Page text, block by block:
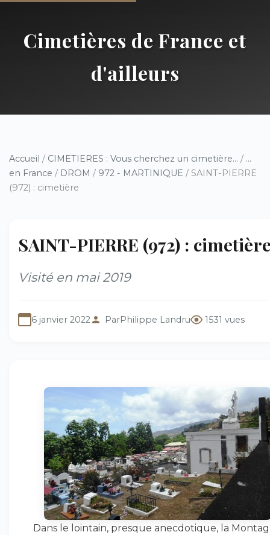
Cimetières de France et
d'ailleurs
Accueil / CIMETIERES : Vous cherchez un cimetière... / ...
en France / DROM / 972 - MARTINIQUE / SAINT-PIERRE
(972) : cimetière
SAINT-PIERRE (972) :
Visité en mai 2019
6 janvier 2022 ParPhilippe Landru 1531 vues
Dans le lointain, presque anecdotique, la